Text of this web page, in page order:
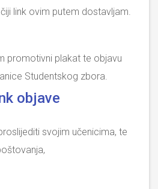
link ovim putem dostavljam.
promotivni plakat te objavu
Studentskog zbora.
objave
svojim učenicima, te